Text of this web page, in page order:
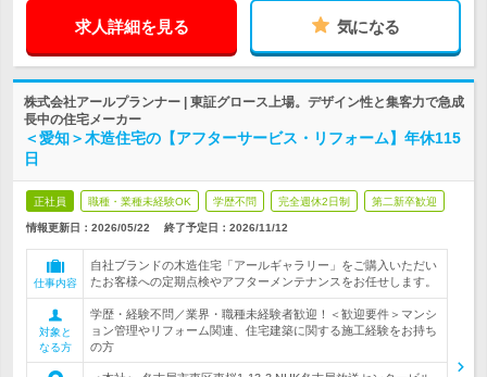
求人詳細を見る 気になる
株式会社アールプランナー | 東証グロース上場。デザイン性と集客力で急成
長中の住宅メーカー
＜愛知＞木造住宅の【アフターサービス・リフォーム】年休115
日
正社員 職種・業種未経験OK 学歴不問 完全週休2日制 第二新卒歓迎
情報更新日：2026/05/22 終了予定日： 2026/11/12
仕事内容
自社ブランドの木造住宅「アールギャラリー」をご購入いただい
たお客様への定期点検やアフターメンテナンスをお任せします。
対象と
なる方
学歴・経験不問／業界・職種未経験者歓迎！＜歓迎要件＞マンシ
ョン管理やリフォーム関連、住宅建築に関する施工経験をお持ち
の方